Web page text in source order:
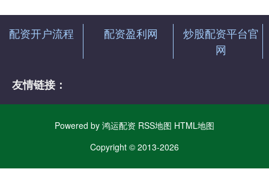
配资开户流程 配资盈利网
炒股配资平台官
网
友情链接：
Powered by 鸿运配资 RSS地图 HTML地图
Copyright © 2013-2026